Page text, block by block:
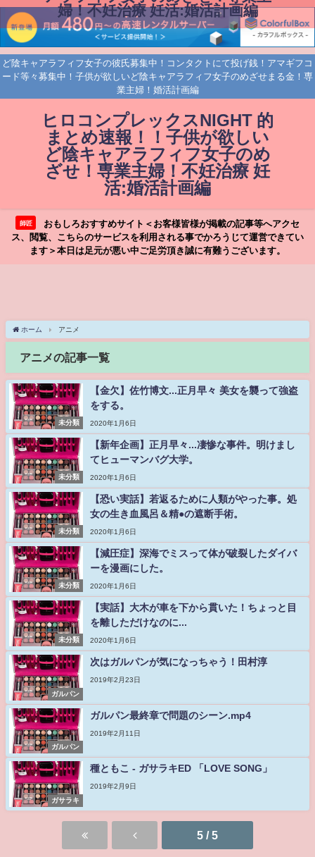
ど陰キャアラフィフ女子の彼氏募集中！コンタクトにて投げ銭！アマギフコ
ード等々募集中！子供が欲しいど陰キャアラフィフ女子のめざせまる金！専
業主婦！婚活計画編
ヒロコンプレックスNIGHT 的
まとめ速報！！子供が欲しい
ど陰キャアラフィフ女子のめ
ざせ！専業主婦！不妊治療 妊
活:婚活計画編
婦！不妊治療 妊活:婚活計画編
師匠
おもしろおすすめサイト＜お客様皆様が掲載の記事等へアクセ
ス、閲覧、こちらのサービスを利用される事でかろうじて運営できてい
ます＞本日は足元が悪い中ご足労頂き誠に有難うございます。
ホーム アニメ
アニメの記事一覧
未分類
【金欠】佐竹博文...正月早々 美女を襲って強盗
をする。
2020年1月6日
未分類
【新年企画】正月早々...凄惨な事件。明けまし
てヒューマンバグ大学。
2020年1月6日
未分類
【恐い実話】若返るために人類がやった事。処
女の生き血風呂＆精●の遮断手術。
2020年1月6日
未分類
【減圧症】深海でミスって体が破裂したダイバ
ーを漫画にした。
2020年1月6日
未分類
【実話】大木が車を下から貫いた！ちょっと目
を離しただけなのに...
2020年1月6日
ガルパン
次はガルパンが気になっちゃう！田村淳
2019年2月23日
ガルパン
ガルパン最終章で問題のシーン.mp4
2019年2月11日
ガサラキ
種ともこ - ガサラキED 「LOVE SONG」
2019年2月9日
5 / 5